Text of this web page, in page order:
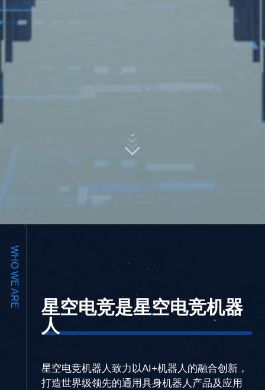
WHO WE ARE
星空电竞是星空电竞机器
人
星空电竞机器人致力以AI+机器人的融合创新，
打造世界级领先的通用具身机器人产品及应用